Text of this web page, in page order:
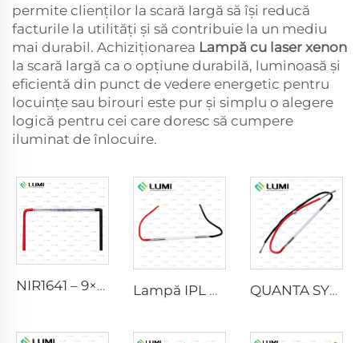
permite clienților la scară largă să își reducă
facturile la utilități și să contribuie la un mediu
mai durabil. Achiziționarea Lampă cu laser xenon
la scară largă ca o opțiune durabilă, luminoasă și
eficientă din punct de vedere energetic pentru
locuințe sau birouri este pur și simplu o alegere
logică pentru cei care doresc să cumpere
iluminat de înlocuire.
NIR1641 – 9×45×110 mm Lampă IPL P2021-7×65×130 mm QUANTA SYSTEM